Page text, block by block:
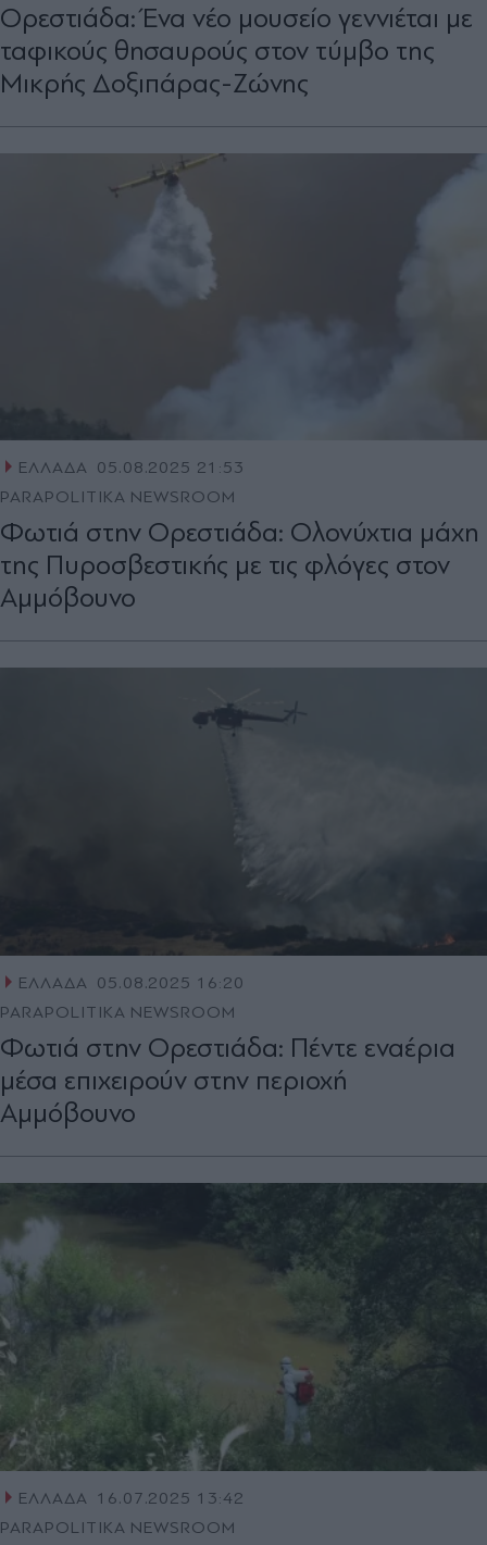
Ορεστιάδα: Ένα νέο μουσείο γεννιέται με
ταφικούς θησαυρούς στον τύμβο της
Μικρής Δοξιπάρας-Ζώνης
ΕΛΛΑΔΑ 05.08.2025 21:53
PARAPOLITIKA NEWSROOM
Φωτιά στην Ορεστιάδα: Ολονύχτια μάχη
της Πυροσβεστικής με τις φλόγες στον
Αμμόβουνο
ΕΛΛΑΔΑ 05.08.2025 16:20
PARAPOLITIKA NEWSROOM
Φωτιά στην Ορεστιάδα: Πέντε εναέρια
μέσα επιχειρούν στην περιοχή
Αμμόβουνο
ΕΛΛΑΔΑ 16.07.2025 13:42
PARAPOLITIKA NEWSROOM